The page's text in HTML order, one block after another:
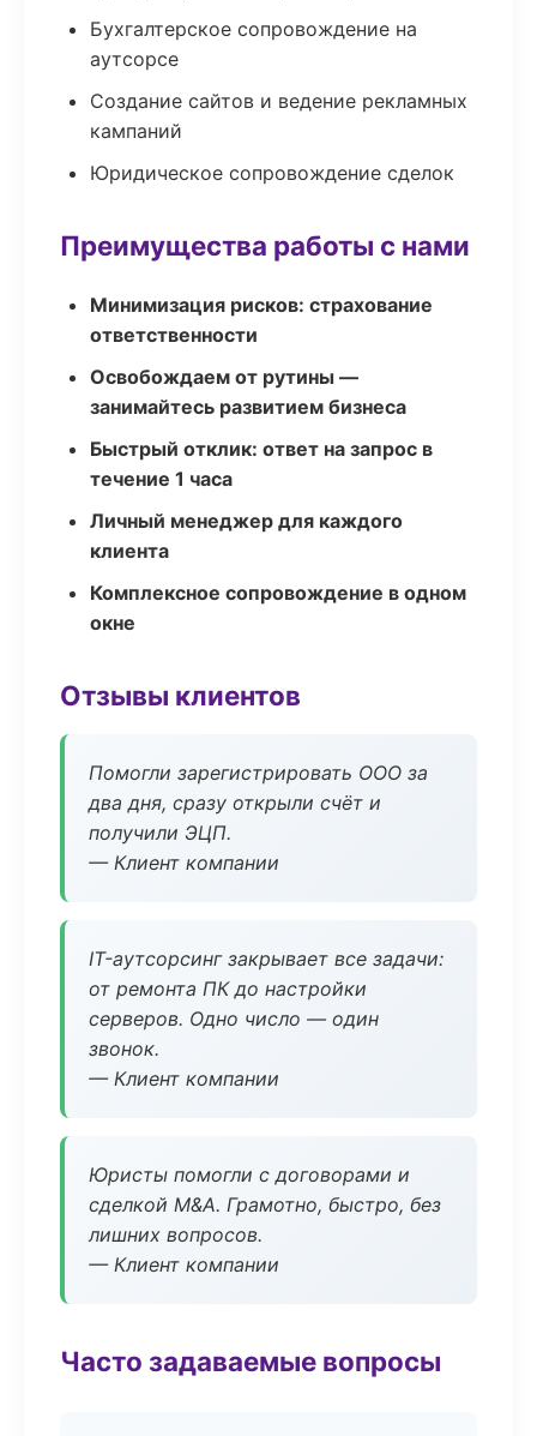
Бухгалтерское сопровождение на
аутсорсе
Создание сайтов и ведение рекламных
кампаний
Юридическое сопровождение сделок
Преимущества работы с нами
Минимизация рисков: страхование
ответственности
Освобождаем от рутины —
занимайтесь развитием бизнеса
Быстрый отклик: ответ на запрос в
течение 1 часа
Личный менеджер для каждого
клиента
Комплексное сопровождение в одном
окне
Отзывы клиентов
Помогли зарегистрировать ООО за
два дня, сразу открыли счёт и
получили ЭЦП.
— Клиент компании
IT-аутсорсинг закрывает все задачи:
от ремонта ПК до настройки
серверов. Одно число — один
звонок.
— Клиент компании
Юристы помогли с договорами и
сделкой M&A. Грамотно, быстро, без
лишних вопросов.
— Клиент компании
Часто задаваемые вопросы